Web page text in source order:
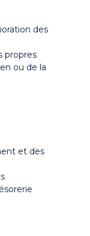
des
propres
ou de la
et des